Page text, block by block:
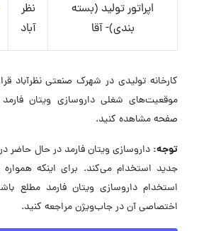
اپراتور تولید (بسته
بندی)- آقا
نظر
آباد
کارخانه تولیدی در شهرک صنعتی نظرآباد
موقعیت‌های شغلی داروسازی ویتان فارمد
صفحه مشاهده کنید.
توجه:
جدید استخدام می‌کند. برای اینکه
استخدام داروسازی ویتان فارمد مطلع
اختصاصی آن در جاب‌ویژن مراجعه کنید.